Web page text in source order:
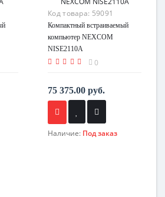
Код товара: 59091
Компактный встраиваемый
компьютер NEXCOM
NISE2110A
0
75 375.00 руб.
Наличие: Под заказ